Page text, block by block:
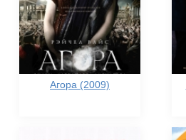
Агора (2009)